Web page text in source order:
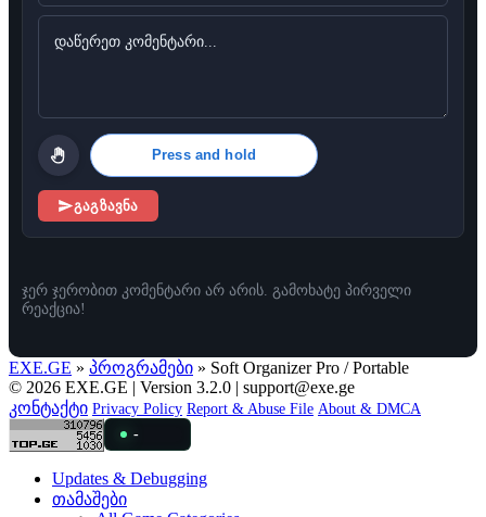
Press and hold
გაგზავნა
ჯერ ჯერობით კომენტარი არ არის. გამოხატე პირველი
რეაქცია!
EXE.GE » პროგრამები » Soft Organizer Pro / Portable
© 2026 EXE.GE | Version 3.2.0 | support@exe.ge
კონტაქტი Privacy Policy Report & Abuse File About & DMCA
-
Updates & Debugging
თამაშები